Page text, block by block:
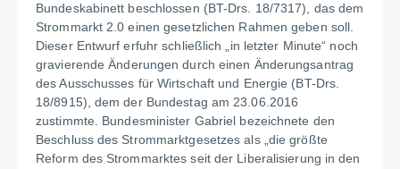
Bundeskabinett beschlossen (BT-Drs. 18/7317), das dem
Strommarkt 2.0 einen gesetzlichen Rahmen geben soll.
Dieser Entwurf erfuhr schließlich „in letzter Minute“ noch
gravierende Änderungen durch einen Änderungsantrag
des Ausschusses für Wirtschaft und Energie (BT-Drs.
18/8915), dem der Bundestag am 23.06.2016
zustimmte. Bundesminister Gabriel bezeichnete den
Beschluss des Strommarktgesetzes als „die größte
Reform des Strommarktes seit der Liberalisierung in den